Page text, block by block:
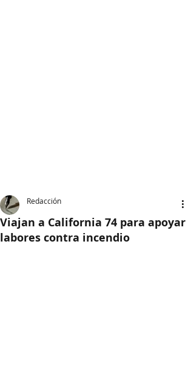
Viajan a California 74 para apoyar
labores contra incendio
Redacción